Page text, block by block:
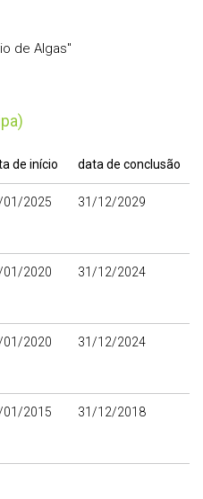
de Algas"
de início data de conclusão
01/2025 31/12/2029
01/2020 31/12/2024
01/2020 31/12/2024
01/2015 31/12/2018